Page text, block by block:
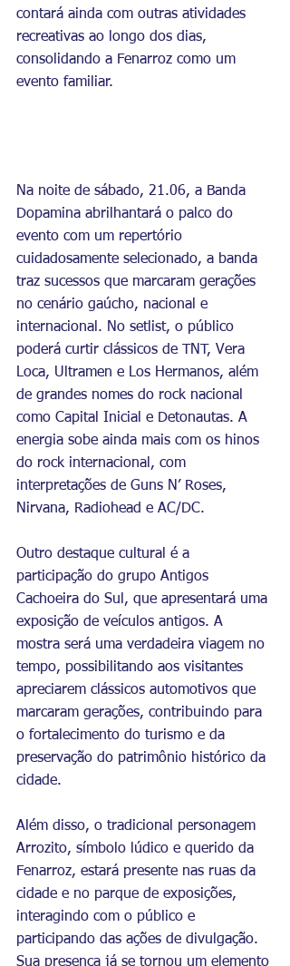
contará ainda com outras atividades
recreativas ao longo dos dias,
consolidando a Fenarroz como um
evento familiar.
Na noite de sábado, 21.06, a Banda
Dopamina abrilhantará o palco do
evento com um repertório
cuidadosamente selecionado, a banda
traz sucessos que marcaram gerações
no cenário gaúcho, nacional e
internacional. No setlist, o público
poderá curtir clássicos de TNT, Vera
Loca, Ultramen e Los Hermanos, além
de grandes nomes do rock nacional
como Capital Inicial e Detonautas. A
energia sobe ainda mais com os hinos
do rock internacional, com
interpretações de Guns N’ Roses,
Nirvana, Radiohead e AC/DC.
Outro destaque cultural é a
participação do grupo Antigos
Cachoeira do Sul, que apresentará uma
exposição de veículos antigos. A
mostra será uma verdadeira viagem no
tempo, possibilitando aos visitantes
apreciarem clássicos automotivos que
marcaram gerações, contribuindo para
o fortalecimento do turismo e da
preservação do patrimônio histórico da
cidade.
Além disso, o tradicional personagem
Arrozito, símbolo lúdico e querido da
Fenarroz, estará presente nas ruas da
cidade e no parque de exposições,
interagindo com o público e
participando das ações de divulgação.
Sua presença já se tornou um elemento